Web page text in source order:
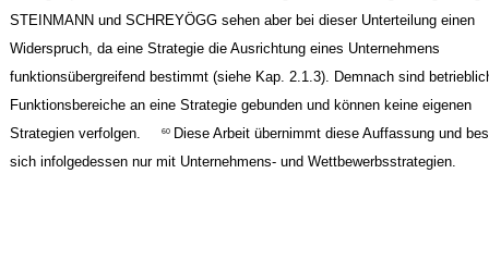
STEINMANN und SCHREYÖGG sehen aber bei dieser Unterteilung einen
Widerspruch, da eine Strategie die Ausrichtung eines Unternehmens
funktionsübergreifend bestimmt (siehe Kap. 2.1.3). Demnach sind
Funktionsbereiche an eine Strategie gebunden und können keine eigenen
Strategien verfolgen.
60 Diese Arbeit übernimmt diese Auffassung und
sich infolgedessen nur mit Unternehmens- und Wettbewerbsstrategien.